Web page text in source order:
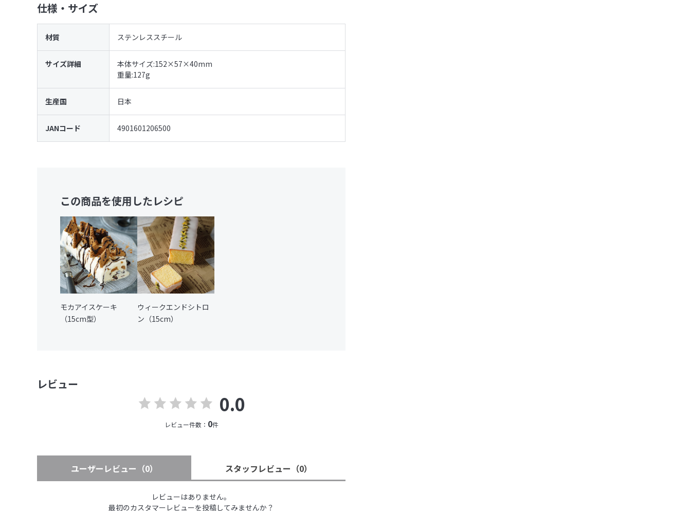
仕様・サイズ
材質 ステンレススチール
サイズ詳細
本体サイズ:152×57×40mm
重量:127g
生産国 日本
JANコード 4901601206500
この商品を使用したレシピ
モカアイスケーキ
（15cm型）
ウィークエンドシトロ
ン（15cm）
レビュー
0.0
レビュー件数： 0件
ユーザーレビュー （0） スタッフレビュー （0）
レビューはありません。
最初のカスタマーレビューを投稿してみませんか？